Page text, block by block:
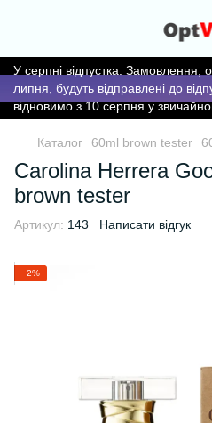
У серпні відпустка. Замовлення,
липня, будуть відправлені до
відновимо з 10 серпня у
Каталог 60ml brown tester
Carolina Herrera
brown tester
Артикул: 143 Написати відгук
−2%